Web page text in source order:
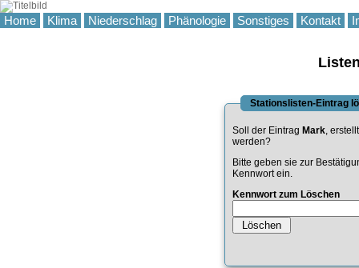
Home Klima Niederschlag Phänologie Sonstiges Kontakt
Stationslisten-Eintrag
Soll der Eintrag Mark,
werden?
Bitte geben sie zur
Kennwort ein.
Kennwort zum Löschen